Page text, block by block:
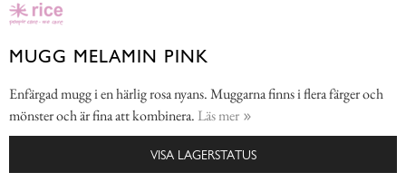
MUGG MELAMIN PINK
Enfärgad mugg i en härlig rosa nyans. Muggarna finns i flera färger och
mönster och är fina att kombinera. Läs mer
VISA LAGERSTATUS